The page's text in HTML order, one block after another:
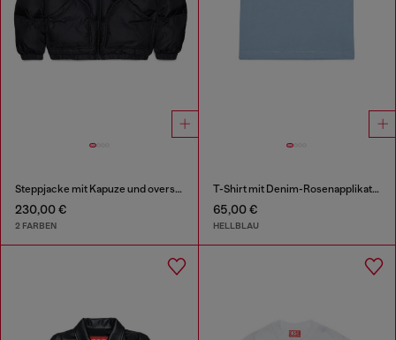
Steppjacke mit Kapuze und oversized Taschen
230,00 €
2 FARBEN
T-Shirt mit Denim-Rosenapplikation
65,00 €
HELLBLAU